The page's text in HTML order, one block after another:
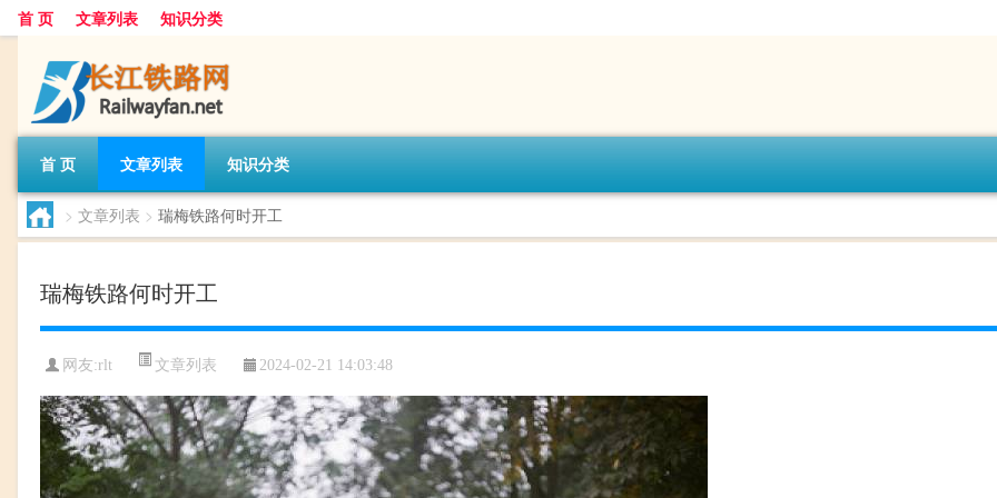
首 页 文章列表 知识分类
首 页 文章列表 知识分类
> 文章列表 > 瑞梅铁路何时开工
瑞梅铁路何时开工
网友:rlt 文章列表 2024-02-21 14:03:48